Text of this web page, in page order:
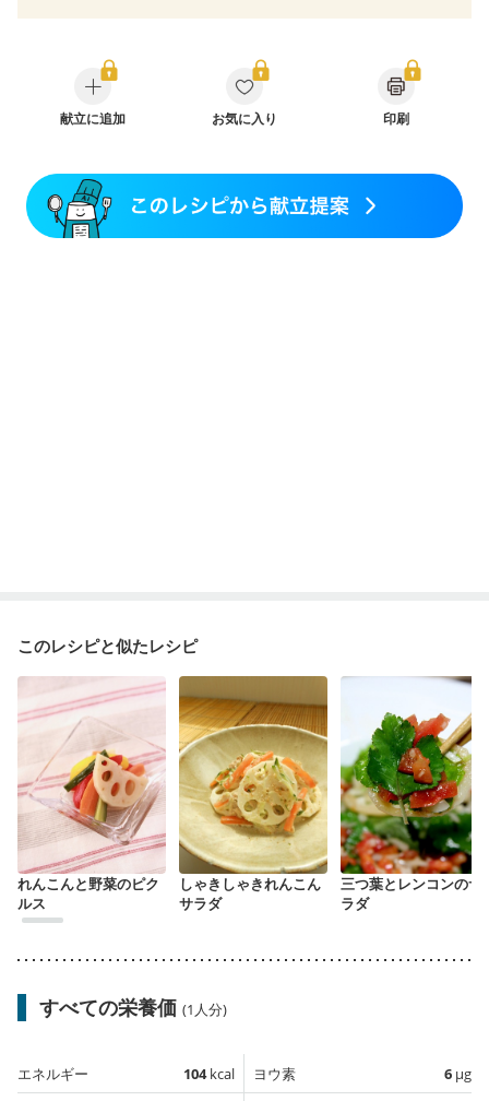
糖尿病性腎症（第１期）
糖尿病性腎症（第２期）
CKD（ステージ１）
CKD（ステージ２）
CKD（ステージ３a）
乳がん（抗がん剤治療中）
味の感じ方が変わった
妊婦健診・体重増加が気になる（初期）
妊婦健診・血圧が気になる（初期）
献立に追加 お気に入り 印刷
このレシピと似たレシピ
れんこんと野菜のピク
ルス
しゃきしゃきれんこん
サラダ
三つ葉とレンコンのサ
ラダ
すべての栄養価 (1人分)
エネルギー 104kcal
ヨウ素 6 µg